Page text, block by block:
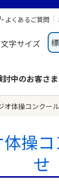
よくあるご質問
文字サイズ
討中のお客さま
オ体操コンクー
操
せ